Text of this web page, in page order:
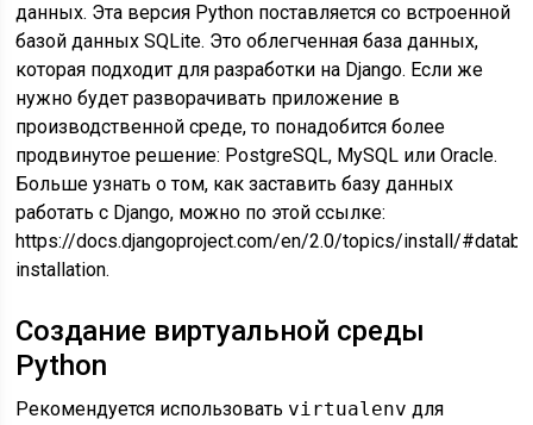
данных. Эта версия Python поставляется со встроенной
базой данных SQLite. Это облегченная база данных,
которая подходит для разработки на Django. Если же
нужно будет разворачивать приложение в
производственной среде, то понадобится более
продвинутое решение: PostgreSQL, MySQL или Oracle.
Больше узнать о том, как заставить базу данных
работать с Django, можно по этой ссылке:
https://docs.djangoproject.com/en/2.0/topics/install/
installation.
Создание виртуальной среды
Python
Рекомендуется использовать virtualenv для